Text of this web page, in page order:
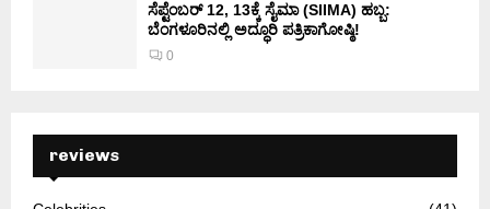
ಸೆಪ್ಟೆಂಬರ್ 12, 13ಕ್ಕೆ ಸೈಮಾ (SIIMA) ಹಬ್ಬ:
ಬೆಂಗಳೂರಿನಲ್ಲಿ ಅದ್ಧೂರಿ ಪತ್ರಿಕಾಗೋಷ್ಠಿ!
0
reviews